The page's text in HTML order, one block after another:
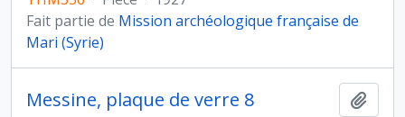
Fait partie de Mission archéologique française de
Mari (Syrie)
Messine, plaque de verre 8